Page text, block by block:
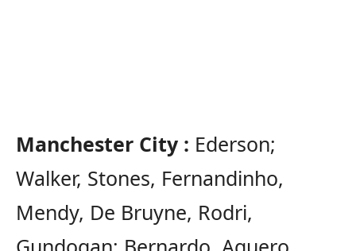
Manchester City : Ederson;
Walker, Stones, Fernandinho,
Mendy, De Bruyne, Rodri,